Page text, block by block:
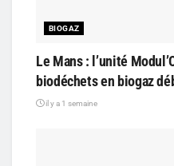
BIOGAZ
Le Mans : l’unité
biodéchets en biogaz
il y a 1 semaine